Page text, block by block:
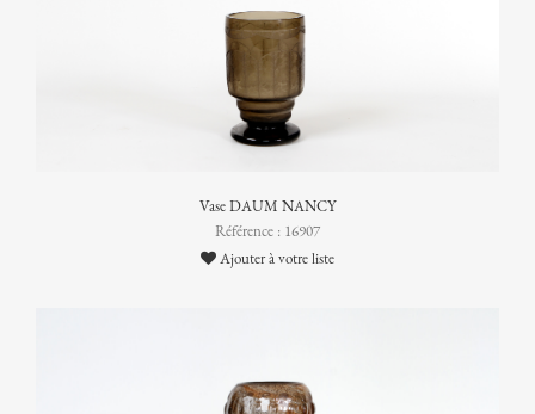
Vase DAUM NANCY
Référence : 16907
Ajouter à votre liste